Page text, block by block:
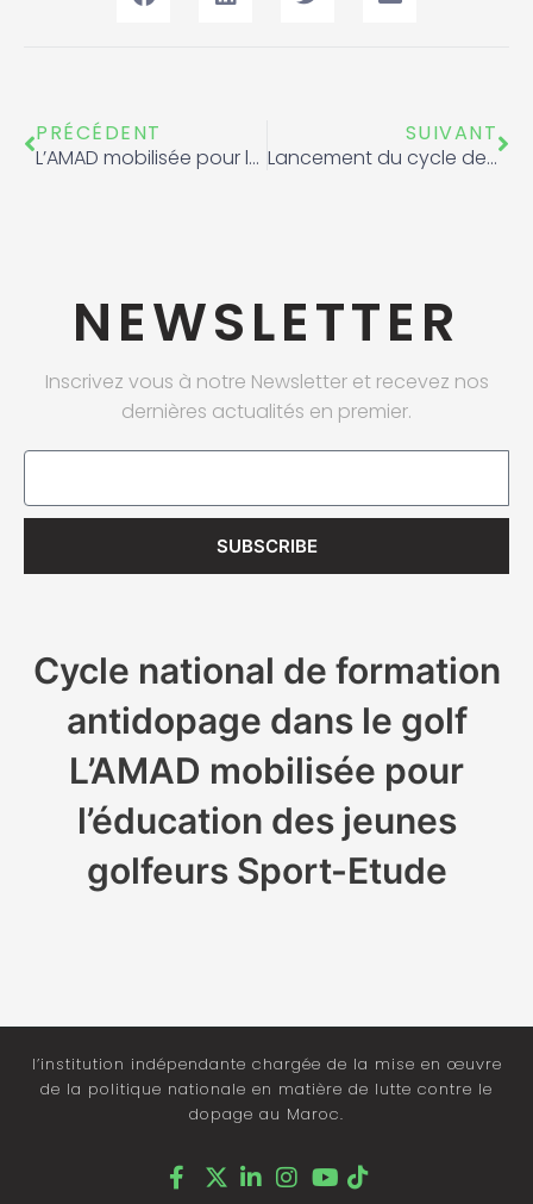
Précédent
PRÉCÉDENT
L’AMAD mobilisée pour la sensibilisation au sport propre lors d’une journée portes ouvertes à Oulmès
SUIVANT
Lancement du cycle de formation antidopage dans le golf Rabat Dar Essalam 21 janvier 2026
NEWSLETTER
Inscrivez vous à notre Newsletter et recevez nos
dernières actualités en premier.
Email
SUBSCRIBE
Cycle national de formation
antidopage dans le golf
L’AMAD mobilisée pour
l’éducation des jeunes
golfeurs Sport-Etude
l’institution indépendante chargée de la mise en œuvre
de la politique nationale en matière de lutte contre le
dopage au Maroc.